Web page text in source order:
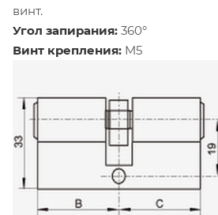
винт.
Угол запирания: 360°
Винт крепления: M5